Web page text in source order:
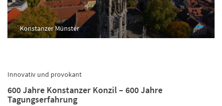
Konstanzer Münster
Innovativ und provokant
600 Jahre Konstanzer Konzil – 600 Jahre
Tagungserfahrung